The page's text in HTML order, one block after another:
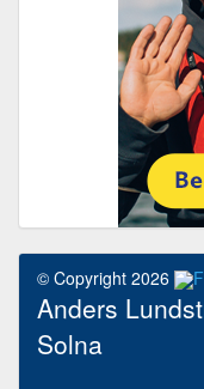
© Copyright 2026
Anders
Solna